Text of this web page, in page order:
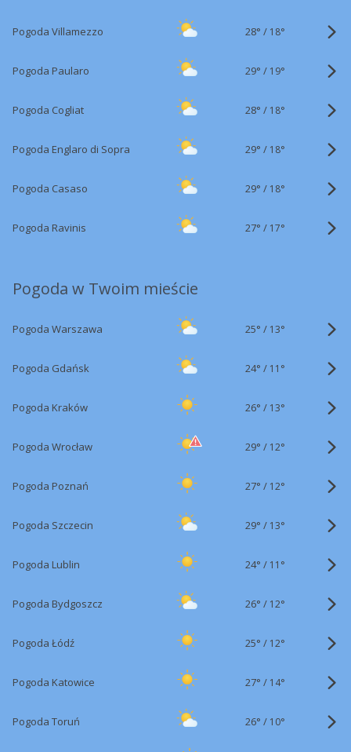
Pogoda Villamezzo 28° / 18°
Pogoda Paularo 29° / 19°
Pogoda Cogliat 28° / 18°
Pogoda Englaro di Sopra 29° / 18°
Pogoda Casaso 29° / 18°
Pogoda Ravinis 27° / 17°
Pogoda w Twoim mieście
Pogoda Warszawa 25° / 13°
Pogoda Gdańsk 24° / 11°
Pogoda Kraków 26° / 13°
Pogoda Wrocław 29° / 12°
Pogoda Poznań 27° / 12°
Pogoda Szczecin 29° / 13°
Pogoda Lublin 24° / 11°
Pogoda Bydgoszcz 26° / 12°
Pogoda Łódź 25° / 12°
Pogoda Katowice 27° / 14°
Pogoda Toruń 26° / 10°